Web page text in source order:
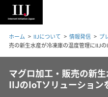
ホーム IIJについて 情報発信 プ
売の新生水産が冷凍庫の温度管理にIIJ
マグロ加工・販売の新
IIJのIoTソリューション